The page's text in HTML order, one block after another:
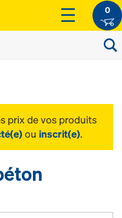
0
prix de vos produits
ou inscrit(e).